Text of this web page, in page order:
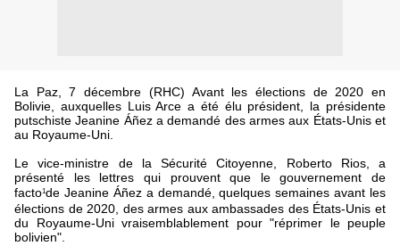
La Paz, 7 décembre (RHC) Avant les élections de 2020 en
Bolivie, auxquelles Luis Arce a été élu président, la présidente
putschiste Jeanine Áñez a demandé des armes aux États-Unis et
au Royaume-Uni.
Le vice-ministre de la Sécurité Citoyenne, Roberto Rios, a
présenté les lettres qui prouvent que le gouvernement de
facto1de Jeanine Áñez a demandé, quelques semaines avant les
élections de 2020, des armes aux ambassades des États-Unis et
du Royaume-Uni vraisemblablement pour "réprimer le peuple
bolivien".